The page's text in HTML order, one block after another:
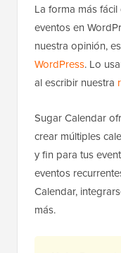
La forma más
eventos en
nuestra opinión,
WordPress. Lo
al escribir nuestra
Sugar Calendar
crear múltiples
y fin para tus
eventos
Calendar,
más.